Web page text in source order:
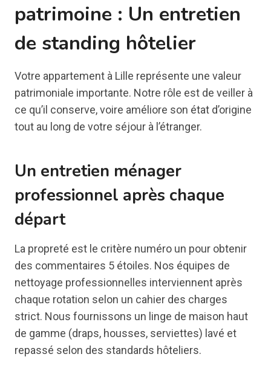
patrimoine : Un entretien
de standing hôtelier
Votre appartement à Lille représente une valeur
patrimoniale importante. Notre rôle est de veiller à
ce qu’il conserve, voire améliore son état d’origine
tout au long de votre séjour à l’étranger.
Un entretien ménager
professionnel après chaque
départ
La propreté est le critère numéro un pour obtenir
des commentaires 5 étoiles. Nos équipes de
nettoyage professionnelles interviennent après
chaque rotation selon un cahier des charges
strict. Nous fournissons un linge de maison haut
de gamme (draps, housses, serviettes) lavé et
repassé selon des standards hôteliers.